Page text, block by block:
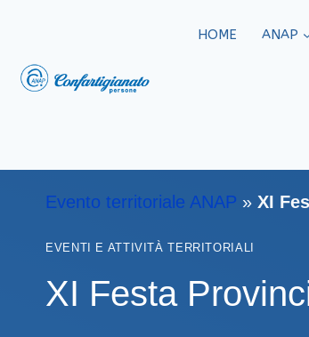
HOME ANAP
Evento territoriale ANAP » XI
EVENTI E ATTIVITÀ TERRITORIALI
XI Festa